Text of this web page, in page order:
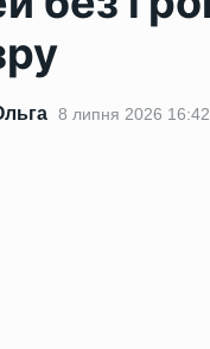
8 липня 2026 16:42